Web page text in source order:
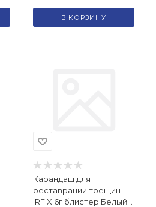
В КОРЗИНУ
Карандаш для
реставрации трещин
IRFIX 6г блистер Белый